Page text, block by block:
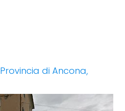
di Ancona,